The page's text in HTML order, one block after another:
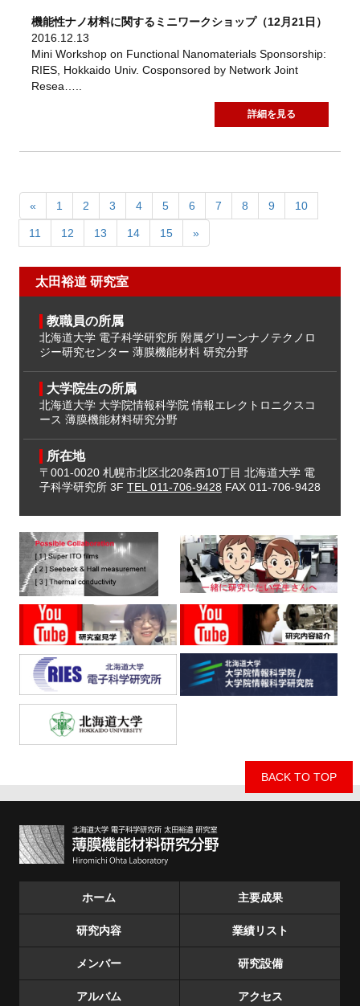
機能性ナノ材料に関するミニワークショップ（12月21日）
2016.12.13
Mini Workshop on Functional Nanomaterials Sponsorship:
RIES, Hokkaido Univ. Cosponsored by Network Joint
Resea…..
詳細を見る
« 1 2 3 4 5 6 7 8 9 10
11 12 13 14 15 »
太田裕道 研究室
教職員の所属
北海道大学 電子科学研究所附属グリーンナノテクノロ
ジー研究センター 薄膜機能材料 研究分野
大学院生の所属
北海道大学 大学院情報科学院 情報エレクトロニクスコ
ース 薄膜機能材料研究分野
所在地
〒001-0020札幌市北区北20条西10丁目 北海道大学 電
子科学研究所 3F TEL 011-706-9428 FAX 011-706-9428
ホーム 主要成果
研究内容 業績リスト
メンバー 研究設備
アルバム アクセス
BACK TO TOP